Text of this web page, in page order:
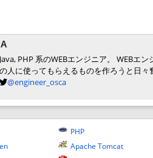
Java, PHP 系のWEBエンジニア。 WEBエ
の人に使ってもらえるものを作ろうと日々
@engineer_osca
PHP
Apache Tomcat